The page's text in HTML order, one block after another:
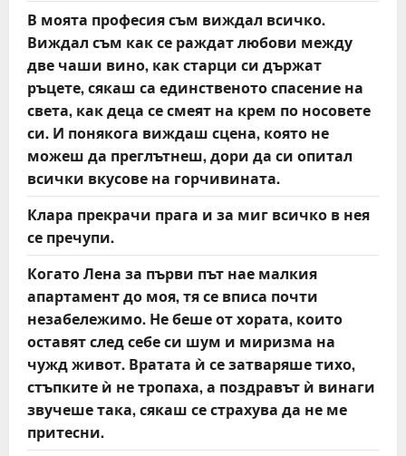
В моята професия съм виждал всичко.
Виждал съм как се раждат любови между
две чаши вино, как старци си държат
ръцете, сякаш са единственото спасение на
света, как деца се смеят на крем по носовете
си. И понякога виждаш сцена, която не
можеш да преглътнеш, дори да си опитал
всички вкусове на горчивината.
Клара прекрачи прага и за миг всичко в нея
се пречупи.
Когато Лена за първи път нае малкия
апартамент до моя, тя се вписа почти
незабележимо. Не беше от хората, които
оставят след себе си шум и миризма на
чужд живот. Вратата ѝ се затваряше тихо,
стъпките ѝ не тропаха, а поздравът ѝ винаги
звучеше така, сякаш се страхува да не ме
притесни.